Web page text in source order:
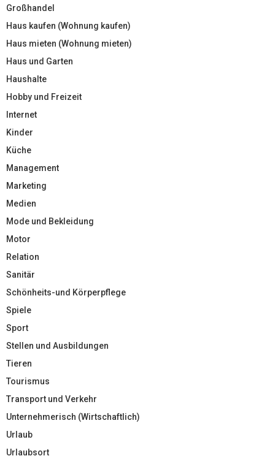
Großhandel
Haus kaufen (Wohnung kaufen)
Haus mieten (Wohnung mieten)
Haus und Garten
Haushalte
Hobby und Freizeit
Internet
Kinder
Küche
Management
Marketing
Medien
Mode und Bekleidung
Motor
Relation
Sanitär
Schönheits-und Körperpflege
Spiele
Sport
Stellen und Ausbildungen
Tieren
Tourismus
Transport und Verkehr
Unternehmerisch (Wirtschaftlich)
Urlaub
Urlaubsort